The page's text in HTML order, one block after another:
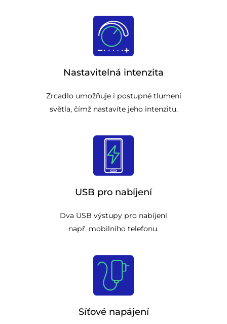
Nastavitelná intenzita
Zrcadlo umožňuje i postupné tlumení
světla, čímž nastavíte jeho intenzitu.
USB pro nabíjení
Dva USB výstupy pro nabíjení
např. mobilního telefonu.
Síťové napájení